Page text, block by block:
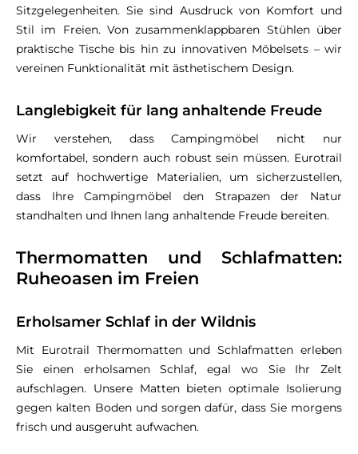
Sitzgelegenheiten. Sie sind Ausdruck von Komfort und
Stil im Freien. Von zusammenklappbaren Stühlen über
praktische Tische bis hin zu innovativen Möbelsets – wir
vereinen Funktionalität mit ästhetischem Design.
Langlebigkeit für lang anhaltende Freude
Wir verstehen, dass Campingmöbel nicht nur
komfortabel, sondern auch robust sein müssen. Eurotrail
setzt auf hochwertige Materialien, um sicherzustellen,
dass Ihre Campingmöbel den Strapazen der Natur
standhalten und Ihnen lang anhaltende Freude bereiten.
Thermomatten und Schlafmatten:
Ruheoasen im Freien
Erholsamer Schlaf in der Wildnis
Mit Eurotrail Thermomatten und Schlafmatten erleben
Sie einen erholsamen Schlaf, egal wo Sie Ihr Zelt
aufschlagen. Unsere Matten bieten optimale Isolierung
gegen kalten Boden und sorgen dafür, dass Sie morgens
frisch und ausgeruht aufwachen.